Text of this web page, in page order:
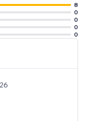
8
0
0
0
0